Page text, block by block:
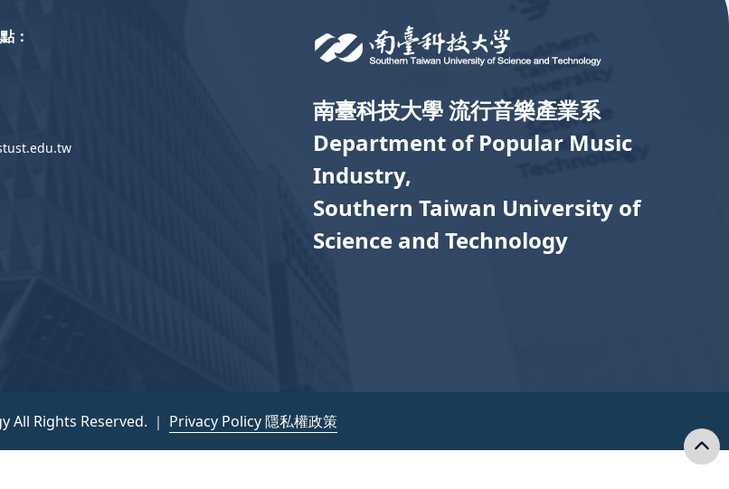
南臺科技大學 流行音樂產業系
Department of Popular Music
Industry,
Southern Taiwan University of
Science and Technology
：
Rights Reserved. ｜ Privacy Policy 隱私權政策